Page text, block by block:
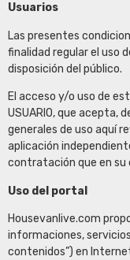
Usuarios
Las presentes
finalidad regular el uso
disposición del público.
El acceso y/o uso de
USUARIO, que acepta,
generales de uso aquí
aplicación
contratación que en su
Uso del portal
Housevanlive.com
informaciones,
contenidos”) en